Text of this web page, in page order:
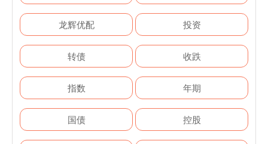
龙辉优配 投资
转债 收跌
指数 年期
国债 控股